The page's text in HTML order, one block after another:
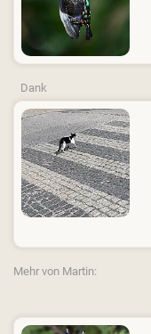
Dank
Mehr von Martin: